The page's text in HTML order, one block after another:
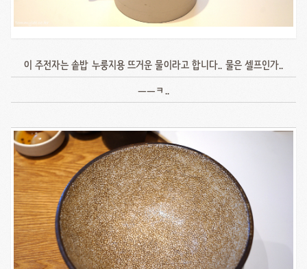
이 주전자는 솥밥 누룽지용 뜨거운 물이라고 합니다.. 물은 셀프인가..
ㅡㅡㅋ..